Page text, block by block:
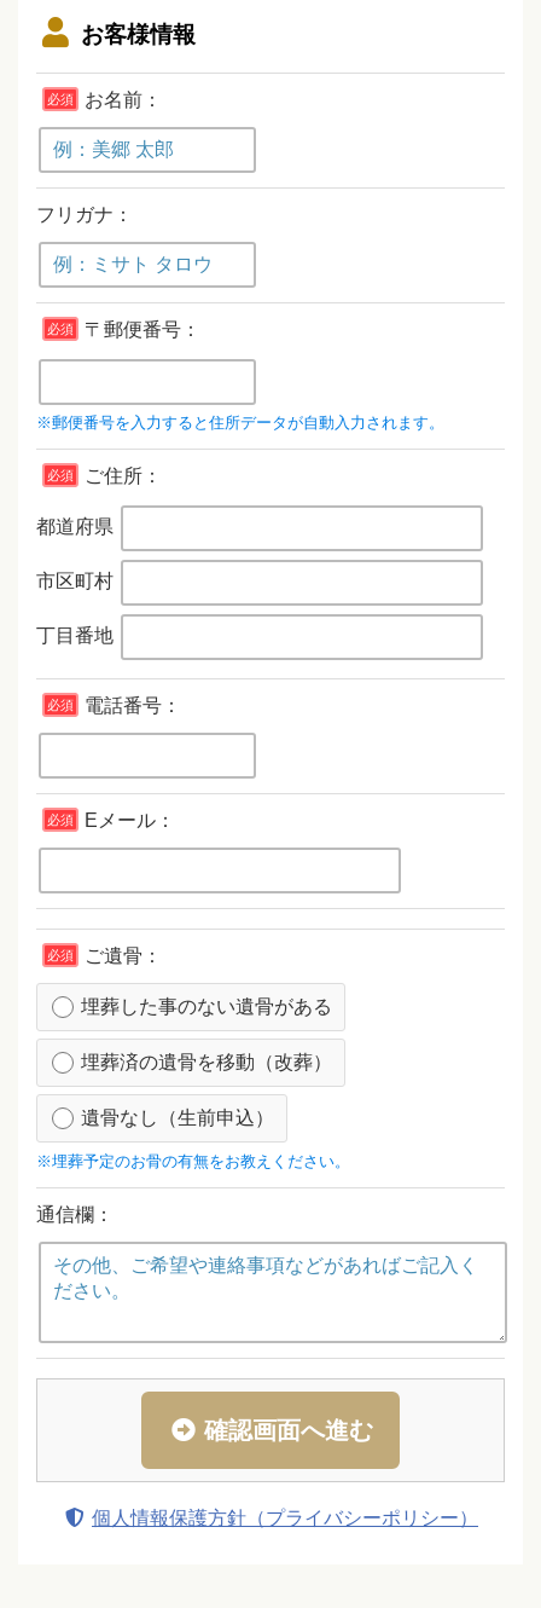
お客様情報
必須 お名前：
フリガナ：
必須 〒郵便番号：
※郵便番号を入力すると住所データが自動入力されます。
必須 ご住所：
都道府県
市区町村
丁目番地
必須 電話番号：
必須 Eメール：
必須 ご遺骨：
埋葬した事のない遺骨がある
埋葬済の遺骨を移動（改葬）
遺骨なし（生前申込）
※埋葬予定のお骨の有無をお教えください。
通信欄：
確認画面へ進む
個人情報保護方針（プライバシーポリシー）